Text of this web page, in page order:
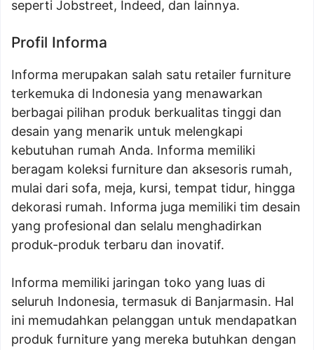
seperti Jobstreet, Indeed, dan lainnya.
Profil Informa
Informa merupakan salah satu retailer furniture
terkemuka di Indonesia yang menawarkan
berbagai pilihan produk berkualitas tinggi dan
desain yang menarik untuk melengkapi
kebutuhan rumah Anda. Informa memiliki
beragam koleksi furniture dan aksesoris rumah,
mulai dari sofa, meja, kursi, tempat tidur, hingga
dekorasi rumah. Informa juga memiliki tim desain
yang profesional dan selalu menghadirkan
produk-produk terbaru dan inovatif.
Informa memiliki jaringan toko yang luas di
seluruh Indonesia, termasuk di Banjarmasin. Hal
ini memudahkan pelanggan untuk mendapatkan
produk furniture yang mereka butuhkan dengan